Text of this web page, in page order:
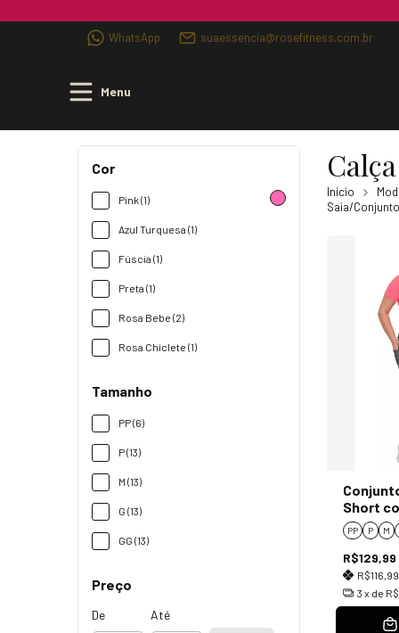
WhatsApp suaessencia@rosefitness.com.br
Menu
Cor
Pink (1)
Azul Turquesa (1)
Fúscia (1)
Preta (1)
Rosa Bebe (2)
Rosa Chiclete (1)
Tamanho
PP (6)
P (13)
M (13)
G (13)
GG (13)
Preço
De Até
Início
Saia/Conjunto
Short
PP P M
R$129,99
R$116,99
3 x de